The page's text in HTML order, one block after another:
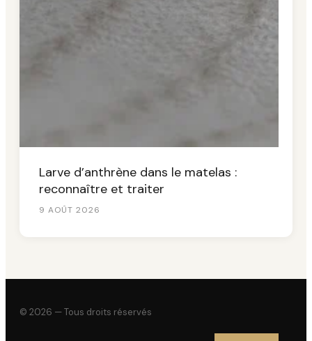
Larve d’anthrène dans le matelas :
reconnaître et traiter
9 AOÛT 2026
© 2026 — Tous droits réservés